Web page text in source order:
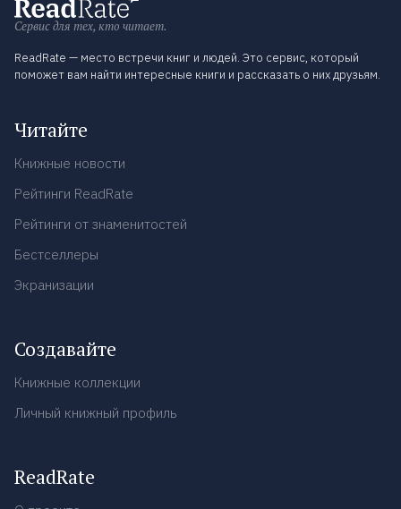
Сервис для тех, кто читает.
ReadRate — место встречи книг и людей. Это сервис, который
поможет вам найти интересные книги и рассказать о них друзьям.
Читайте
Книжные новости
Рейтинги ReadRate
Рейтинги от знаменитостей
Бестселлеры
Экранизации
Создавайте
Книжные коллекции
Личный книжный профиль
ReadRate